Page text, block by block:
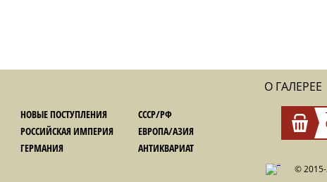
О ГАЛЕРЕЕ
НОВЫЕ ПОСТУПЛЕНИЯ
РОССИЙСКАЯ ИМПЕРИЯ
ГЕРМАНИЯ
СССР/РФ
ЕВРОПА/АЗИЯ
АНТИКВАРИАТ
© 2015-